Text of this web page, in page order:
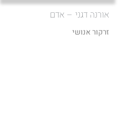
אורנה דגני – אדם
זרקור אנושי